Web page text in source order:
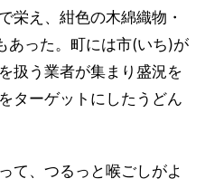
栄え、紺色の木綿織物・
あった。町には市(いち)が
扱う業者が集まり盛況を
ターゲットにしたうどん
て、つるっと喉ごしがよ